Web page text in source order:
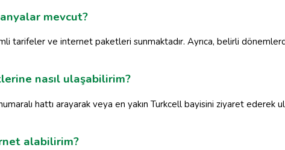
mevcut?
tarifeler ve internet paketleri sunmaktadır. Ayrıca, belirli
nasıl ulaşabilirim?
hattı arayarak veya en yakın Turkcell bayisini ziyaret ederek
alabilirim?